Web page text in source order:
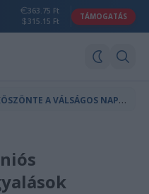
363.75 Ft
315.15 Ft
TÁMOGATÁS
F
ORSTHOFFER ÁGNES MEGKÖSZÖNTE A VÁLSÁGOS NAPOK ENERGIATAKARÉKOSSÁGÁT